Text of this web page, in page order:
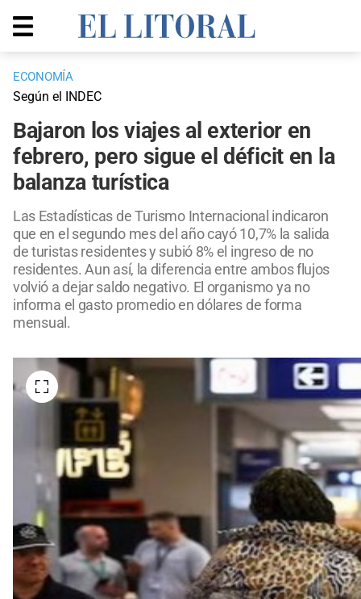
ECONOMÍA
Según el INDEC
Bajaron los viajes al exterior en
febrero, pero sigue el déficit en la
balanza turística
Las Estadísticas de Turismo Internacional indicaron
que en el segundo mes del año cayó 10,7% la salida
de turistas residentes y subió 8% el ingreso de no
residentes. Aun así, la diferencia entre ambos flujos
volvió a dejar saldo negativo. El organismo ya no
informa el gasto promedio en dólares de forma
mensual.